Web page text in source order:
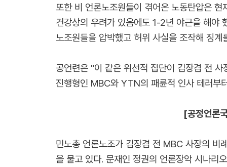
또한 비 언론노조원들이 겪어온 노동탄압은
건강상의 우려가 있음에도 1-2년 야근을 해야
노조원들을 압박했고 허위 사실을 조작해 징
공언련은 "이 같은 위선적 집단이 김장겸 전
진행형인 MBC와 YTN의 패륜적 인사 테러부
[공정언론
민노총 언론노조가 김장겸 전 MBC 사장의 비
을 물고 있다. 문재인 정권의 언론장악 시나리